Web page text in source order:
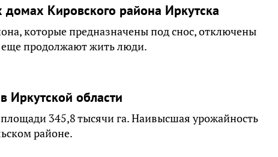
Кировского района Иркутска
которые предназначены под снос, отключены
еще продолжают жить люди.
Иркутской области
345,8 тысячи га. Наивысшая урожайность
районе.